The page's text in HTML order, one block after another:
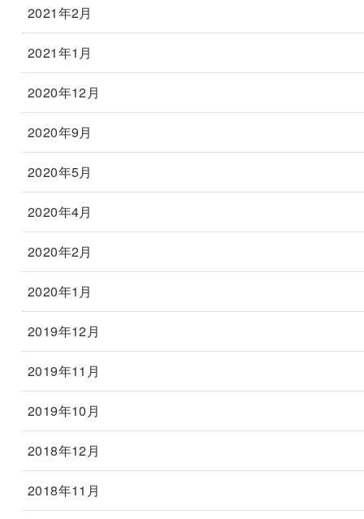
2021年2月
2021年1月
2020年12月
2020年9月
2020年5月
2020年4月
2020年2月
2020年1月
2019年12月
2019年11月
2019年10月
2018年12月
2018年11月